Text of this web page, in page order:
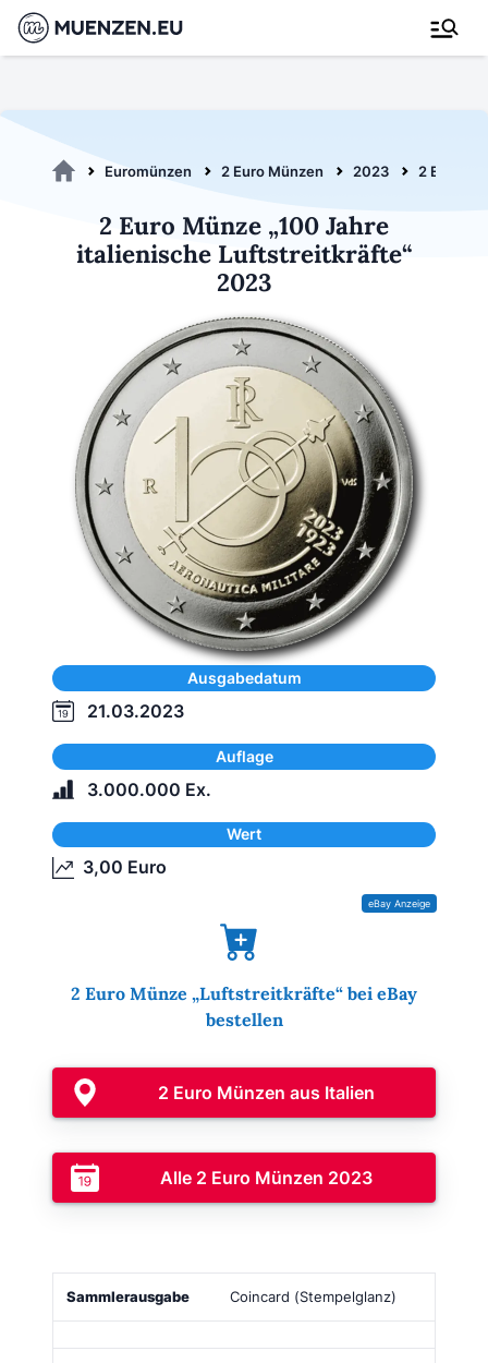
Euromünzen 2 Euro Münzen 2023 2 Euro
2 Euro Münze „100 Jahre
italienische Luftstreitkräfte“
2023
Ausgabedatum
21.03.2023
Auflage
3.000.000 Ex.
Wert
3,00 Euro
2 Euro Münze „Luftstreitkräfte“ bei eBay
bestellen
2 Euro Münzen aus Italien
Alle 2 Euro Münzen 2023
Sammlerausgabe Bild Auflage Ausgabepreis
Coincard (Stempelglanz)